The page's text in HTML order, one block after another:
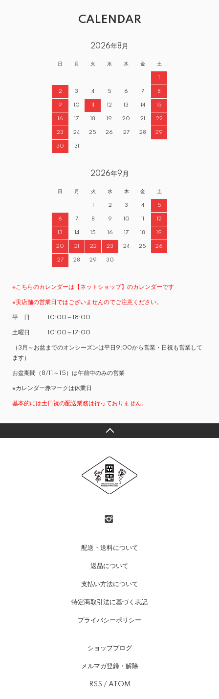
CALENDAR
2026年8月
日 月 火 水 木 金 土
1
2 3 4 5 6 7 8
9 10 11 12 13 14 15
16 17 18 19 20 21 22
23 24 25 26 27 28 29
30 31
2026年9月
日 月 火 水 木 金 土
1 2 3 4 5
6 7 8 9 10 11 12
13 14 15 16 17 18 19
20 21 22 23 24 25 26
27 28 29 30
※こちらのカレンダーは【ネットショップ】のカレンダーです
※実店舗の営業日ではございませんのでご注意ください。
平 日 10:00～18:00
土曜日 10:00～17:00
（3月～お盆までのオンシーズンは平日9:00から営業・日祝も営業して
ます）
お盆期間（8/11～15）は午前中のみの営業
※カレンダー赤マークは休業日
基本的には土日祝の配送業務は行っておりません。
配送・送料について
返品について
支払い方法について
特定商取引法に基づく表記
プライバシーポリシー
ショップブログ
メルマガ登録・解除
RSS / ATOM